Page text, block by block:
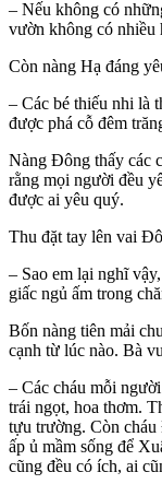
– Nếu không có
vườn không có nhiều
Còn nàng Hạ đáng
– Các bé thiếu nhi là
được phá cỗ đêm
Nàng Đông thấy các
rằng mọi người đều
được ai yêu quý.
Thu đặt tay lên vai
– Sao em lại nghĩ
giấc ngủ ấm trong
Bốn nàng tiên mải
cạnh từ lúc nào. Bà
– Các cháu mỗi
trái ngọt, hoa thơm.
tựu trường. Còn cháu
ấp ủ mầm sống để
cũng đều có ích, ai